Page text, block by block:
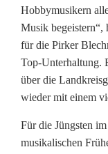
i
s
t
e
r
t
Hobbymusikern
Musik begeistern“,
für die Pirker
Top-Unterhaltung.
über die
wieder mit einem
Für die Jüngsten
musikalischen